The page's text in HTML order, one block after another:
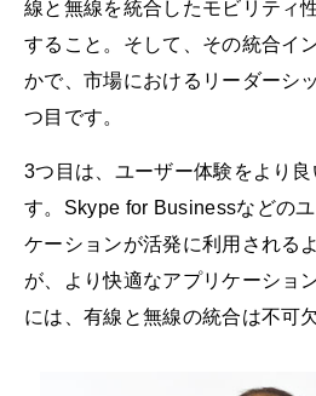
線と無線を統合したモビリティ
すること。そして、その統合イ
かで、市場におけるリーダーシ
つ目です。
3つ目は、ユーザー体験をより
す。Skype for Businessなどの
ケーションが活発に利用される
が、より快適なアプリケーショ
には、有線と無線の統合は不可